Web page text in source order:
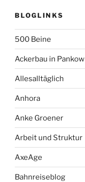
BLOGLINKS
500 Beine
Ackerbau in Pankow
Allesalltäglich
Anhora
Anke Groener
Arbeit und Struktur
AxeAge
Bahnreiseblog